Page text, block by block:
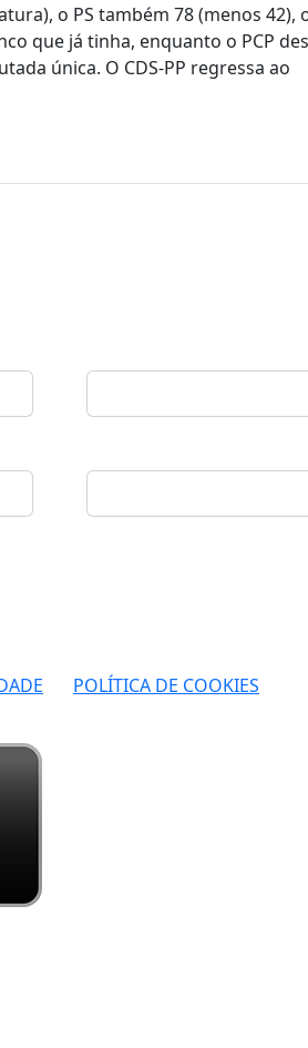
o PS também 78 (menos 42),
que já tinha, enquanto o PCP
única. O CDS-PP regressa ao
POLÍTICA DE COOKIES